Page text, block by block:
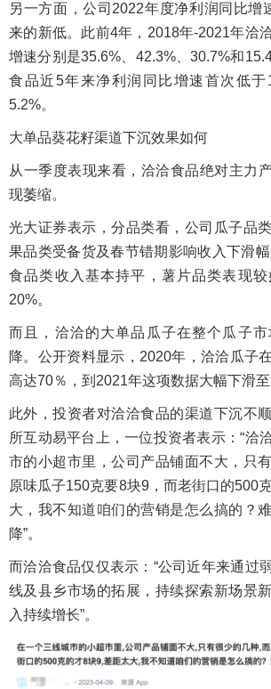
另一方面，公司2022年度净利润同比增
来的新低。此前4年，2018年-2021年洽
增速分别是35.6%、42.3%、30.7%和
食品近5年来净利润同比增速首次低于
5.2%。
大单品葵花籽渠道下沉效果如何
从一季度表现来看，洽洽食品绝对主力
现萎缩。
光大证券表示，分品类看，公司瓜子品
果品类受备货及春节错期影响收入下滑
食品类收入基本持平，薯片品类表现
20%。
而且，洽洽的大单品瓜子在整个瓜子
降。公开资料显示，2020年，洽洽瓜子
高达70％，到2021年这项数据大幅下滑至
此外，投资者对洽洽食品的渠道下沉不
所互动易平台上，一位投资者表示：“洽
市的小超市里，公司产品铺面不大，只
原味瓜子150克要8块9，而老街口的500
大，我不知道咱们的营销是怎么搞的？
降”。
而洽洽食品仅仅表示：“公司近年来通过
线及县乡市场的拓展，持续探索新场景
入持续增长”。